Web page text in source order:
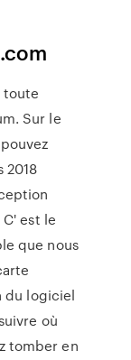
toute
Sur le
2018
est le
que nous
du logiciel
où
tomber en